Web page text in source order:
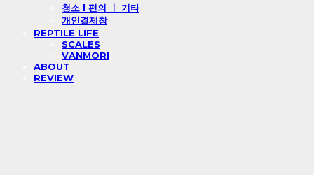
청소 l 편의 ㅣ 기타
개인결제창
REPTILE LIFE
SCALES
VANMORI
ABOUT
REVIEW